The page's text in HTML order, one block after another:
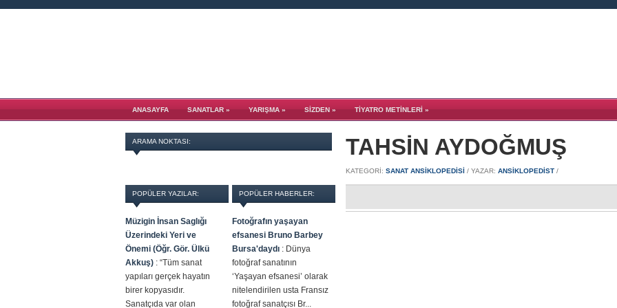
ANASAYFA SANATLAR» YARIŞMA» SİZDEN» TIYATRO METINLERI»
TAHSİN AYDOĞMUŞ
KATEGORI: SANAT ANSİKLOPEDİSİ / YAZAR: ANSIKLOPEDIST /
ARAMA NOKTASI:
POPÜLER YAZILAR:
Müzigin İnsan Saglığı
Üzerindeki Yeri ve
Önemi (Öğr. Gör. Ülkü
Akkuş) : “Tüm sanat
yapıları gerçek hayatın
birer kopyasıdır.
Sanatçıda var olan
POPÜLER HABERLER:
Fotoğrafın yaşayan
efsanesi Bruno Barbey
Bursa'daydı : Dünya
fotoğraf sanatının
‘Yaşayan efsanesi’ olarak
nitelendirilen usta Fransız
fotoğraf sanatçısı Br...